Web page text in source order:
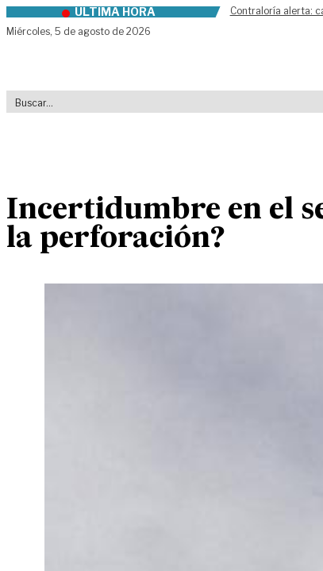
Skip to contentÚLTIMA HORA
Contraloría alerta:
Miércoles, 5 de agosto de 2026
Incertidumbre en el
la perforación?